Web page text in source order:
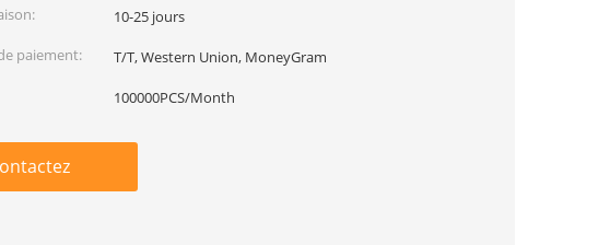
10-25 jours
paiement:
T/T, Western Union, MoneyGram
100000PCS/Month